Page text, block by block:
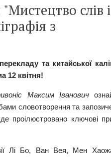
слів і
з
та китайської
12 квітня!
Максим Іванович
словотворення та
проілюстровано ключові
Лі Бо, Ван Вея, Мен